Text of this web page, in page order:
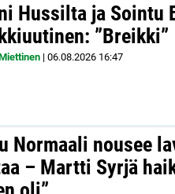
Hussilta ja Sointu
”Breikki”
| 06.08.2026 16:47
Normaali nousee
– Martti Syrjä